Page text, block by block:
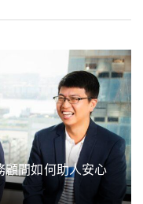
顧問如何助人安心